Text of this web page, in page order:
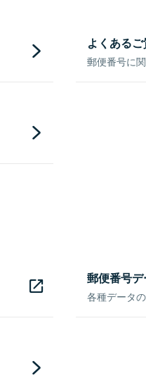
よくある
郵便番号に
郵便番号
各種データ